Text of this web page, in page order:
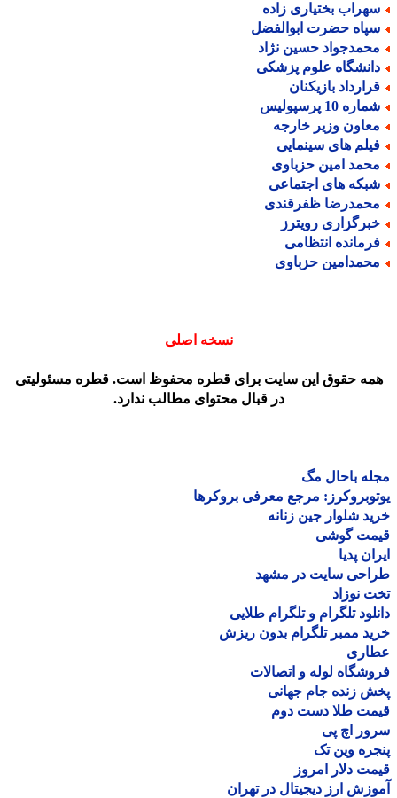
بختیاری زاده
حضرت ابوالفضل
حسین نژاد
علوم پزشکی
بازیکنان
10 پرسپولیس
وزیر خارجه
های سینمایی
امین حزباوی
های اجتماعی
ظفرقندی
رویترز
انتظامی
حزباوی
نسخه اصلی
حقوق این سایت برای قطره محفوظ است. قطره مسئولیتی
در قبال محتوای مطالب ندارد.
باحال مگ
مرجع معرفی بروکرها
شلوار جین زنانه
گوشی
پدیا
سایت در مشهد
نوزاد
تلگرام و تلگرام طلایی
ممبر تلگرام بدون ریزش
لوله و اتصالات
زنده جام جهانی
طلا دست دوم
اچ پی
وین تک
دلار امروز
ارز دیجیتال در تهران